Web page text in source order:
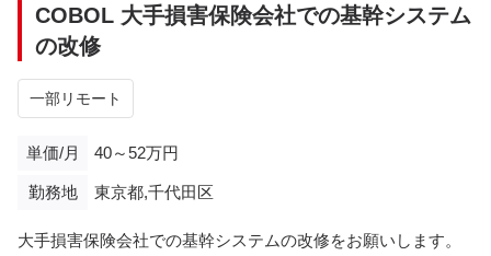
・コミュニケーション：slack、Zoom
COBOL 大手損害保険会社での基幹システム
の改修
一部リモート
単価/月 40～52万円
勤務地 東京都,千代田区
大手損害保険会社での基幹システムの改修をお願いします。